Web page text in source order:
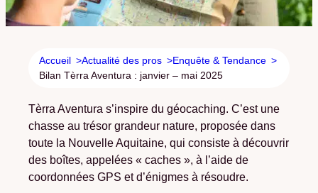
Accueil Actualité des pros
Enquête & Tendance
Bilan Tèrra Aventura : janvier – mai 2025
Tèrra Aventura s’inspire du géocaching. C’est une
chasse au trésor grandeur nature, proposée dans
toute la Nouvelle Aquitaine, qui consiste à découvrir
des boîtes, appelées « caches », à l’aide de
coordonnées GPS et d’énigmes à résoudre.